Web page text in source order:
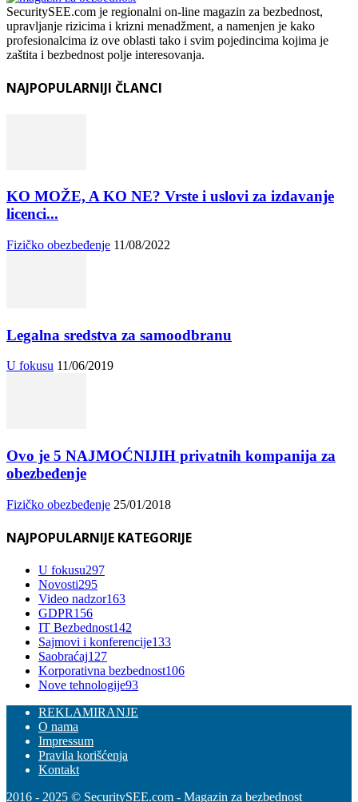
SecuritySEE.com je regionalni on-line magazin za bezbednost,
upravljanje rizicima i krizni menadžment, a namenjen je kako
profesionalcima iz ove oblasti tako i svim pojedincima kojima je
zaštita i bezbednost polje interesovanja.
NAJPOPULARNIJI ČLANCI
KO MOŽE, A KO NE? Vrste i uslovi za izdavanje
licenci...
Fizičko obezbeđenje 11/08/2022
Legalna sredstva za samoodbranu
U fokusu 11/06/2019
Ovo je 5 NAJMOĆNIJIH privatnih kompanija za
obezbeđenje
Fizičko obezbeđenje 25/01/2018
NAJPOPULARNIJE KATEGORIJE
U fokusu297
Novosti295
Video nadzor163
GDPR156
IT Bezbednost142
Sajmovi i konferencije133
Saobraćaj127
Korporativna bezbednost106
Nove tehnologije93
REKLAMIRANJE
O nama
Impressum
Pravila korišćenja
Kontakt
2016 - 2025 © SecuritySEE.com - Magazin za bezbednost